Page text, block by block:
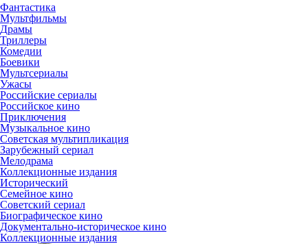
Фантастика
Мультфильмы
Драмы
Триллеры
Комедии
Боевики
Мультсериалы
Ужасы
Российские сериалы
Российское кино
Приключения
Музыкальное кино
Советская мультипликация
Зарубежный сериал
Мелодрама
Коллекционные издания
Исторический
Семейное кино
Советский сериал
Биографическое кино
Документально-историческое кино
Коллекционные издания